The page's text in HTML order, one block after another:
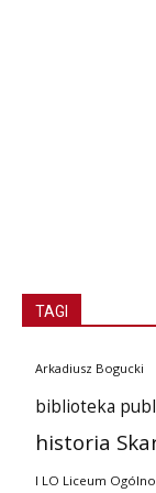
TAGI
Arkadiusz Bogucki
biblioteka
historia
I LO Liceum